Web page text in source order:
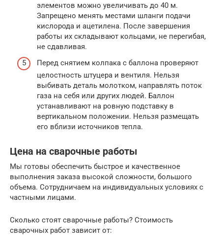
элементов можно увеличивать до 40 м.
Запрещено менять местами шланги подачи
кислорода и ацетилена. После завершения
работы их складывают кольцами, не перегибая,
не сдавливая.
Перед снятием колпака с баллона проверяют
целостность штуцера и вентиля. Нельзя
выбивать деталь молотком, направлять поток
газа на себя или других людей. Баллон
устанавливают на ровную подставку в
вертикальном положении. Нельзя размещать
его вблизи источников тепла.
Цена на сварочные работы
Мы готовы обеспечить быстрое и качественное
выполнения заказа высокой сложности, большого
объема. Сотрудничаем на индивидуальных условиях с
частными лицами.
Сколько стоят сварочные работы? Стоимость
сварочных работ зависит от: